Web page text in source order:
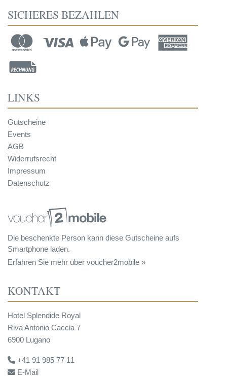
SICHERES BEZAHLEN
LINKS
Gutscheine
Events
AGB
Widerrufsrecht
Impressum
Datenschutz
Die beschenkte Person kann diese Gutscheine aufs
Smartphone laden.
Erfahren Sie mehr über voucher2mobile »
KONTAKT
Hotel Splendide Royal
Riva Antonio Caccia 7
6900 Lugano
+41 91 985 77 11
E-Mail